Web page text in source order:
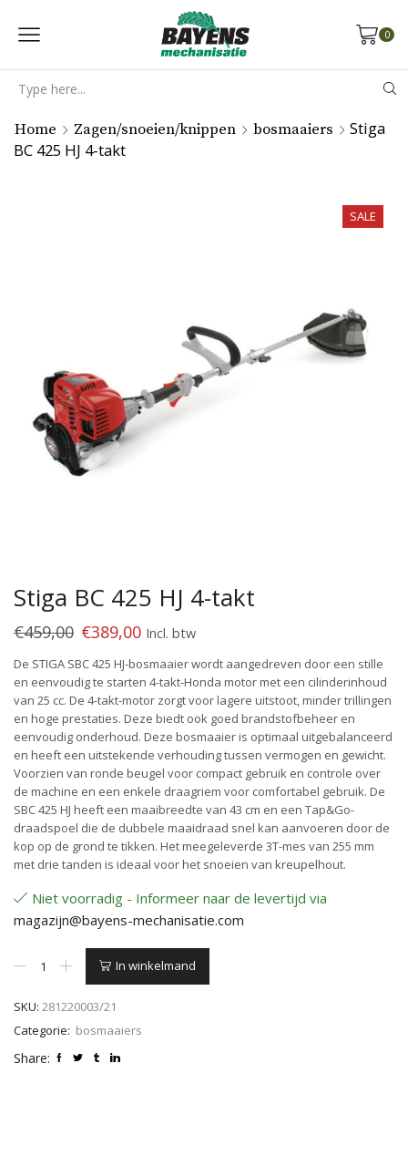
0
Home Zagen/snoeien/knippen bosmaaiers
Stiga
BC 425 HJ 4-takt
SALE
Stiga BC 425 HJ 4-takt
€459,00 €389,00 Incl. btw
De STIGA SBC 425 HJ-bosmaaier wordt aangedreven door een stille
en eenvoudig te starten 4-takt-Honda motor met een cilinderinhoud
van 25 cc. De 4-takt-motor zorgt voor lagere uitstoot, minder trillingen
en hoge prestaties. Deze biedt ook goed brandstofbeheer en
eenvoudig onderhoud. Deze bosmaaier is optimaal uitgebalanceerd
en heeft een uitstekende verhouding tussen vermogen en gewicht.
Voorzien van ronde beugel voor compact gebruik en controle over
de machine en een enkele draagriem voor comfortabel gebruik. De
SBC 425 HJ heeft een maaibreedte van 43 cm en een Tap&Go-
draadspoel die de dubbele maaidraad snel kan aanvoeren door de
kop op de grond te tikken. Het meegeleverde 3T-mes van 255 mm
met drie tanden is ideaal voor het snoeien van kreupelhout.
Niet voorradig - Informeer naar de levertijd via
magazijn@bayens-mechanisatie.com
HJ
4-
aantal
In winkelmand
SKU: 281220003/21
Categorie: bosmaaiers
Share: